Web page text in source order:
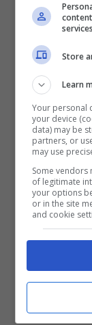
SD
agosto
*Non sono
EMEA.
Store
Learn
Your personal
your device
data) may be
partners, or
may use
Some
of legitimate
your options
or in the site
and cookie